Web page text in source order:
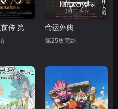
命运之夜前传 第一季 命运外典
第25集完结